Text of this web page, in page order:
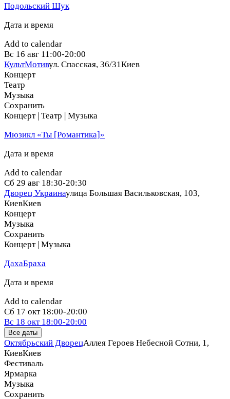
Подольский Шук
Дата и время
Add to calendar
Вс 16 авг 11:00-20:00
КультМотивул. Спасская, 36/31Киев
Концерт
Театр
Музыка
Сохранить
Концерт | Театр | Музыка
Мюзикл «Ты [Романтика]»
Дата и время
Add to calendar
Сб 29 авг 18:30-20:30
Дворец Украинаулица Большая Васильковская, 103,
КиевКиев
Концерт
Музыка
Сохранить
Концерт | Музыка
ДахаБраха
Дата и время
Add to calendar
Сб 17 окт 18:00-20:00
Вс 18 окт 18:00-20:00
Все даты
Октябрьский ДворецАллея Героев Небесной Сотни, 1,
КиевКиев
Фестиваль
Ярмарка
Музыка
Сохранить